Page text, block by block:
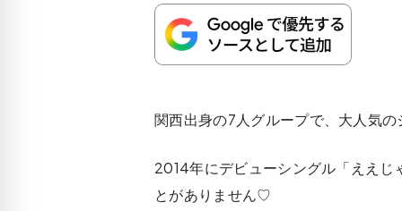
関西出身の7人グループで、大人気
2014年にデビューシングル「ええ
とがありません♡